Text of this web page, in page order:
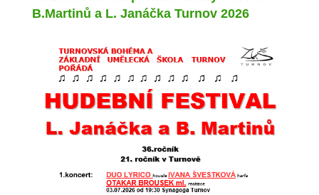
B.Martinů a L. Janáčka Turnov 2026